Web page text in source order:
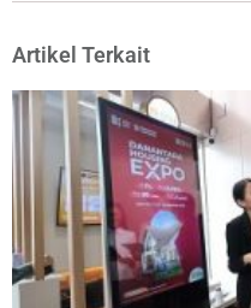
Artikel Terkait